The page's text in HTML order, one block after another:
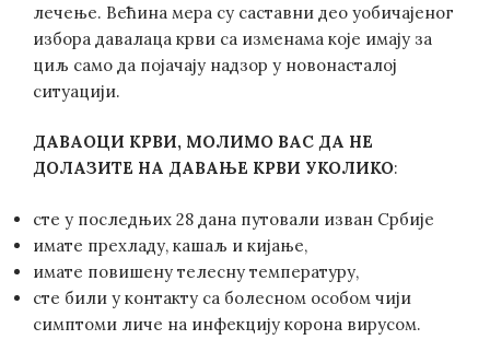
лечење. Већина мера су саставни део уобичајеног
избора давалаца крви са изменама које имају за
циљ само да појачају надзор у новонасталој
ситуацији.
ДАВАОЦИ КРВИ, МОЛИМО ВАС ДА НЕ
ДОЛАЗИТЕ НА ДАВАЊЕ КРВИ УКОЛИКО:
сте у последњих 28 дана путовали изван Србије
имате прехладу, кашаљ и кијање,
имате повишену телесну температуру,
сте били у контакту са болесном особом чији
симптоми личе на инфекцију корона вирусом.